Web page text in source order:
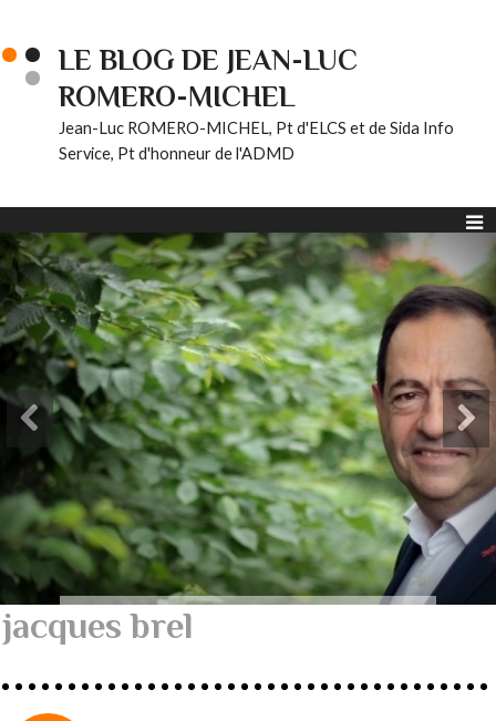
LE BLOG DE JEAN-LUC
ROMERO-MICHEL
Jean-Luc ROMERO-MICHEL, Pt d'ELCS et de Sida Info
Service, Pt d'honneur de l'ADMD
jacques brel